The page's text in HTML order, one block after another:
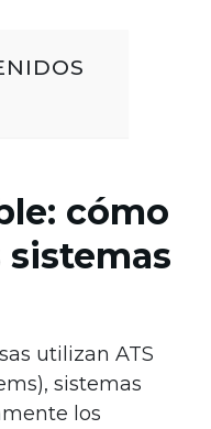
cómo
utilizan ATS
sistemas
los